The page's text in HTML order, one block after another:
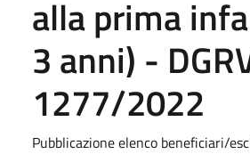
alla prima
3 anni) -
1277/2022
Pubblicazione elenco beneficiari/